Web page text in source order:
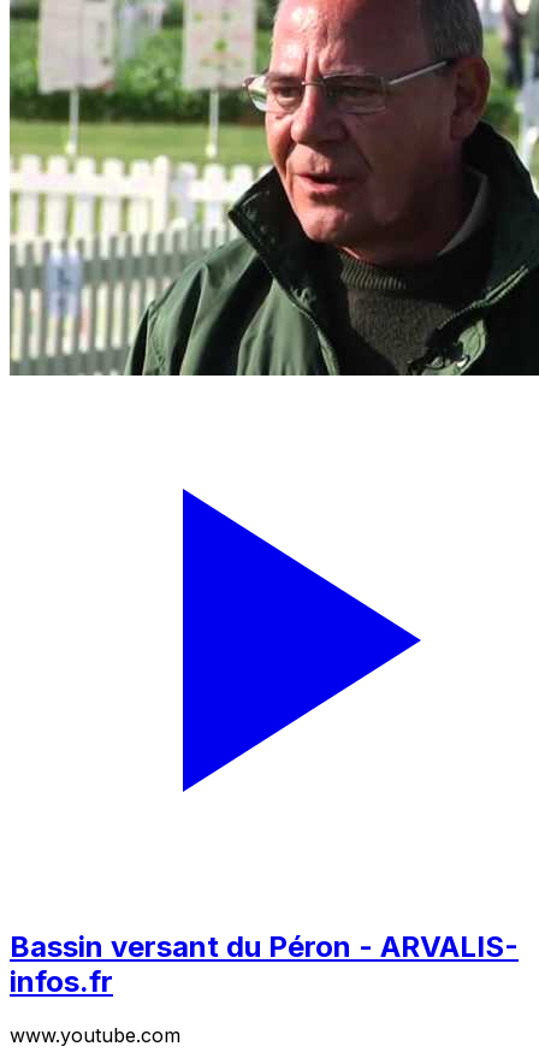
Bassin versant du Péron - ARVALIS-
infos.fr
www.youtube.com